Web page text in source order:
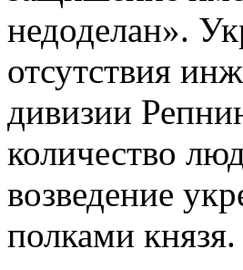
недоделан».
отсутствия
дивизии
количество
возведение
полками князя.